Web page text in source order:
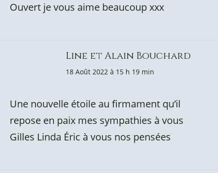
Ouvert je vous aime beaucoup xxx
Line et Alain Bouchard
18 Août 2022 à 15 h 19 min
Une nouvelle étoile au firmament qu’il
repose en paix mes sympathies à vous
Gilles Linda Éric à vous nos pensées